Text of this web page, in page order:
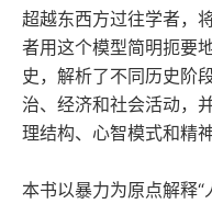
超越东西方过往学者，
者用这个模型简明扼要
史，解析了不同历史阶
治、经济和社会活动，
理结构、心智模式和精神
本书以暴力为原点解释